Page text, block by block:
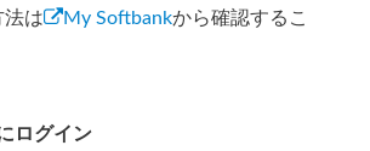
法は My Softbankから確認するこ
ログイン